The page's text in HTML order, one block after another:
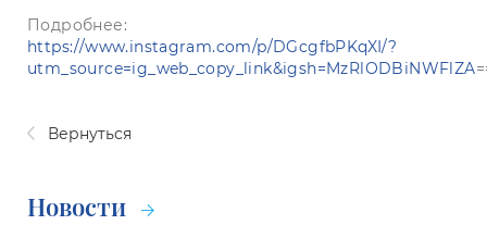
Подробнее:
https://www.instagram.com/p/DGcgfbPKqXI/?
utm_source=ig_web_copy_link&igsh=MzRlODBiNWFlZA
Вернуться
Новости